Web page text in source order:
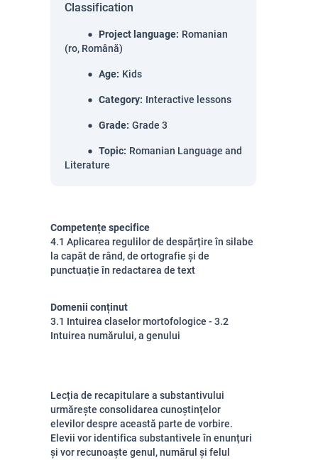
Classification
Project language: Romanian
(ro, Română)
Age: Kids
Category: Interactive lessons
Grade: Grade 3
Topic: Romanian Language and
Literature
Competențe specifice
4.1 Aplicarea regulilor de despărțire în silabe
la capăt de rând, de ortografie și de
punctuație în redactarea de text
Domenii conținut
3.1 Intuirea claselor mortofologice - 3.2
Intuirea numărului, a genului
Lecția de recapitulare a substantivului
urmărește consolidarea cunoștințelor
elevilor despre această parte de vorbire.
Elevii vor identifica substantivele în enunțuri
și vor recunoaște genul, numărul și felul